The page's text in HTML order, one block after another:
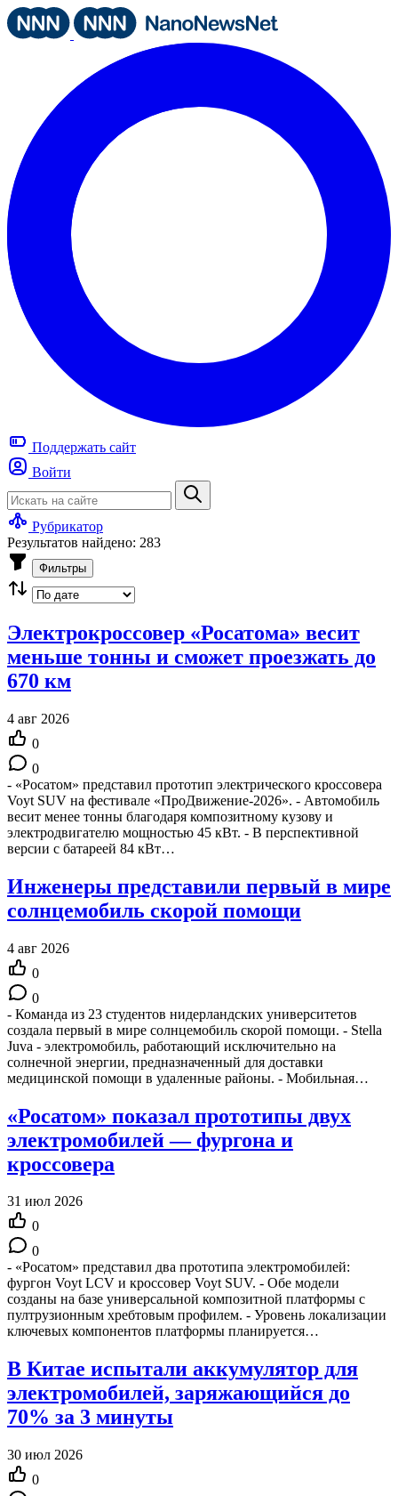
Поддержать сайт
Войти
Рубрикатор
Результатов найдено: 283
Фильтры
Электрокроссовер «Росатома» весит
меньше тонны и сможет проезжать до
670 км
4 авг 2026
0
0
- «Росатом» представил прототип электрического кроссовера
Voyt SUV на фестивале «ПроДвижение-2026». - Автомобиль
весит менее тонны благодаря композитному кузову и
электродвигателю мощностью 45 кВт. - В перспективной
версии с батареей 84 кВт…
Инженеры представили первый в мире
солнцемобиль скорой помощи
4 авг 2026
0
0
- Команда из 23 студентов нидерландских университетов
создала первый в мире солнцемобиль скорой помощи. - Stella
Juva - электромобиль, работающий исключительно на
солнечной энергии, предназначенный для доставки
медицинской помощи в удаленные районы. - Мобильная…
«Росатом» показал прототипы двух
электромобилей — фургона и
кроссовера
31 июл 2026
0
0
- «Росатом» представил два прототипа электромобилей:
фургон Voyt LCV и кроссовер Voyt SUV. - Обе модели
созданы на базе универсальной композитной платформы с
пултрузионным хребтовым профилем. - Уровень локализации
ключевых компонентов платформы планируется…
В Китае испытали аккумулятор для
электромобилей, заряжающийся до
70% за 3 минуты
30 июл 2026
0